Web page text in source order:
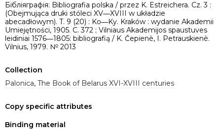
Бібліяграфія: Bibliografia polska / przez K. Estreichera. Cz. 3 :
(Obejmująca druki stóleci XV―XVIII w układzie
abecadłowym). T. 9 (20) : Ko―Ky. Kraków : wydanie Akademii
Umiejętności, 1905. C. 372 ; Vilniaus Akademijos spaustuves
leidiniai 1576―1805: bibliografią / K. Čepienè, I. Petrauskienè.
Vilnius, 1979. № 2013
Collection
Palonica, The Book of Belarus XVI-XVIII centuries
Copy specific attributes
Binding material